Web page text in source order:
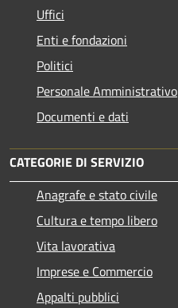
Uffici
Enti e fondazioni
Politici
Personale Amministrativo
Documenti e dati
CATEGORIE DI SERVIZIO
Anagrafe e stato civile
Cultura e tempo libero
Vita lavorativa
Imprese e Commercio
Appalti pubblici